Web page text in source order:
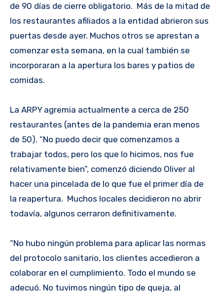
de 90 días de cierre obligatorio. Más de la mitad de
los restaurantes afiliados a la entidad abrieron sus
puertas desde ayer. Muchos otros se aprestan a
comenzar esta semana, en la cual también se
incorporaran a la apertura los bares y patios de
comidas.
La ARPY agremia actualmente a cerca de 250
restaurantes (antes de la pandemia eran menos
de 50). “No puedo decir que comenzamos a
trabajar todos, pero los que lo hicimos, nos fue
relativamente bien”, comenzó diciendo Oliver al
hacer una pincelada de lo que fue el primer día de
la reapertura. Muchos locales decidieron no abrir
todavía, algunos cerraron definitivamente.
“No hubo ningún problema para aplicar las normas
del protocolo sanitario, los clientes accedieron a
colaborar en el cumplimiento. Todo el mundo se
adecuó. No tuvimos ningún tipo de queja, al